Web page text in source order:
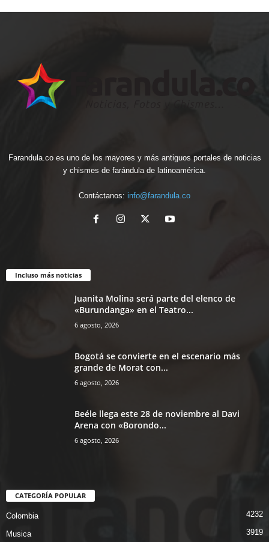
Farandula.co es uno de los mayores y más antiguos portales de noticias
y chismes de farándula de latinoamérica.
Contáctanos: info@farandula.co
Incluso más noticias
Juanita Molina será parte del elenco de
«Burundanga» en el Teatro...
6 agosto, 2026
Bogotá se convierte en el escenario más
grande de Morat con...
6 agosto, 2026
Beéle llega este 28 de noviembre al Davi
Arena con «Borondo...
6 agosto, 2026
CATEGORÍA POPULAR
Colombia 4232
Musica 3919